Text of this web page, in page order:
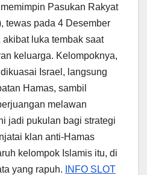
Pasukan Rakyat
tewas pada 4 Desember
luka tembak saat
keluarga. Kelompoknya,
Israel, langsung
Hamas, sambil
melawan
jadi pukulan bagi strategi
klan anti-Hamas
kelompok Islamis itu, di
yang rapuh.
INFO SLOT